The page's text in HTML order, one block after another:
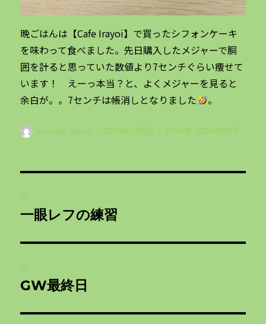
晩ごはんは【Cafe Irayoi】で買ったシフォンケーキ
を味わって食べました。先日購入したメジャーで胴
囲を計ると思っていた数値より7センチぐらい痩せて
います！ えーっ本当？と、よくメジャーを見ると
余白が。。7センチは帳消しとなりました
。
投
anatabi-japan
投
2024年5月6日
カ
2024年, 2024年05月
稿
ビ
ゲ
ー
前
前
投
稿:
一眼レフの練習
次
次
投
GW最終日